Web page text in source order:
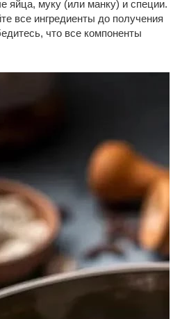
яйца, муку (или манку) и специи.
все ингредиенты до получения
что все компоненты